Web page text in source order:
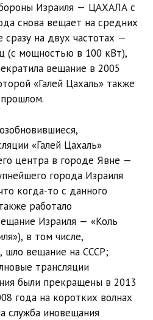
Израиля — ЦАХАЛА с
снова вещает на средних
сразу на двух частотах —
(с мощностью в 100 кВт),
вещание в 2005
«Галей Цахаль» также
«Галей Цахаль»
центра в городе Явне —
города Израиля
когда-то с данного
работало
Израиля — «Коль
в том числе,
шло вещание на СССР;
трансляции
были прекращены в 2013
года на коротких волнах
служба иновещания